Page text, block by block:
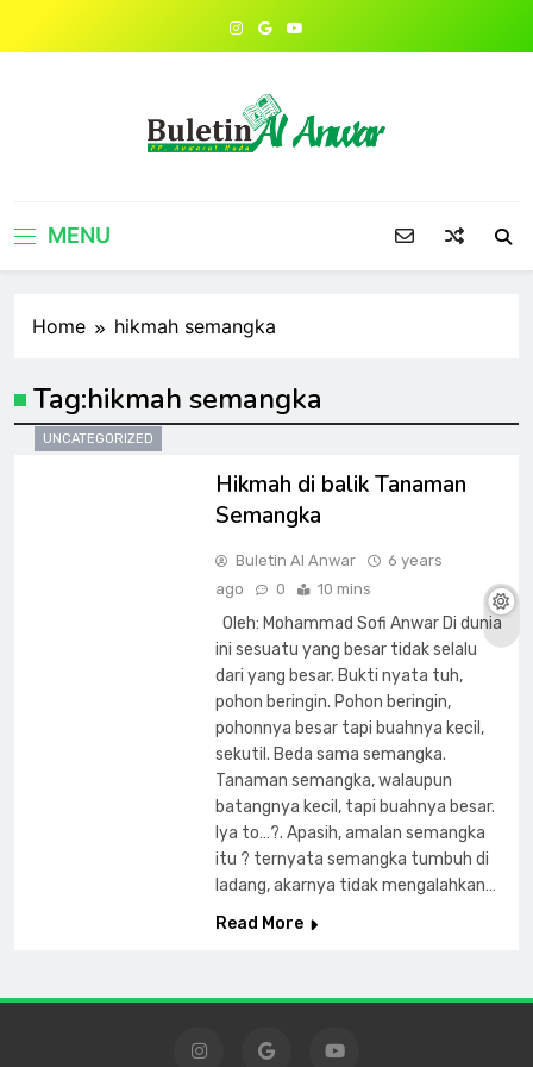
MENU
Home hikmah semangka
Tag:hikmah semangka
UNCATEGORIZED
Hikmah di balik Tanaman
Semangka
Buletin Al Anwar
6 years
ago
0 10 mins
Oleh: Mohammad Sofi Anwar Di dunia
ini sesuatu yang besar tidak selalu
dari yang besar. Bukti nyata tuh,
pohon beringin. Pohon beringin,
pohonnya besar tapi buahnya kecil,
sekutil. Beda sama semangka.
Tanaman semangka, walaupun
batangnya kecil, tapi buahnya besar.
Iya to…?. Apasih, amalan semangka
itu ? ternyata semangka tumbuh di
ladang, akarnya tidak mengalahkan…
Read More